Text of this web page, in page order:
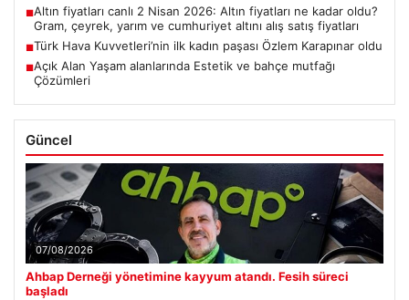
■Altın fiyatları canlı 2 Nisan 2026: Altın fiyatları ne kadar oldu?
Gram, çeyrek, yarım ve cumhuriyet altını alış satış fiyatları
■Türk Hava Kuvvetleri’nin ilk kadın paşası Özlem Karapınar oldu
■Açık Alan Yaşam alanlarında Estetik ve bahçe mutfağı
Çözümleri
Güncel
07/08/2026
Ahbap Derneği yönetimine kayyum atandı. Fesih süreci
başladı